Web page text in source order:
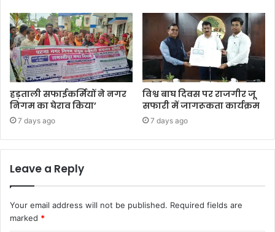
हड़ताली सफाईकर्मियों ने नगर
निगम का घेराव किया’
7 days ago
विश्व बाघ दिवस पर राजगीर जू
सफारी में जागरूकता कार्यक्रम
7 days ago
Leave a Reply
Your email address will not be published. Required fields are
marked *